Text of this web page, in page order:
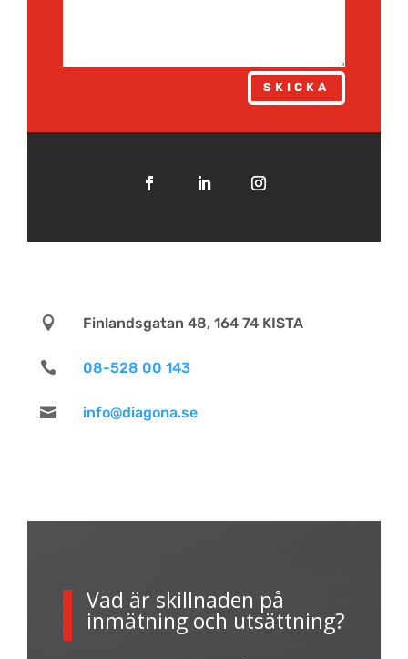
SKICKA
 Finlandsgatan 48, 164 74 KISTA
 08-528 00 143
 info@diagona.se
Vad är skillnaden på
inmätning och utsättning?